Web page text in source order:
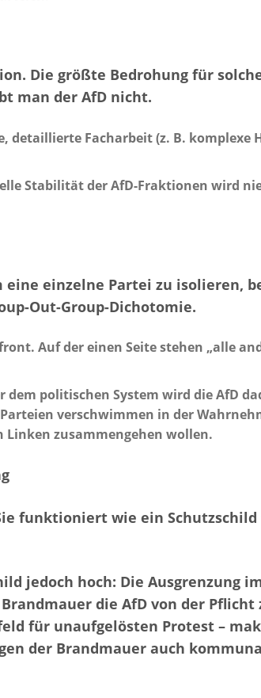
Die größte Bedrohung für
man der AfD nicht.
detaillierte Facharbeit (z. B. komplexe
Stabilität der AfD-Fraktionen wird
einzelne Partei zu isolieren,
Out-Group-Dichotomie.
Auf der einen Seite stehen „alle
politischen System wird die AfD
verschwimmen in der
Linken zusammengehen wollen.
funktioniert wie ein
jedoch hoch: Die Ausgrenzung
die AfD von der
für unaufgelösten Protest –
der Brandmauer auch